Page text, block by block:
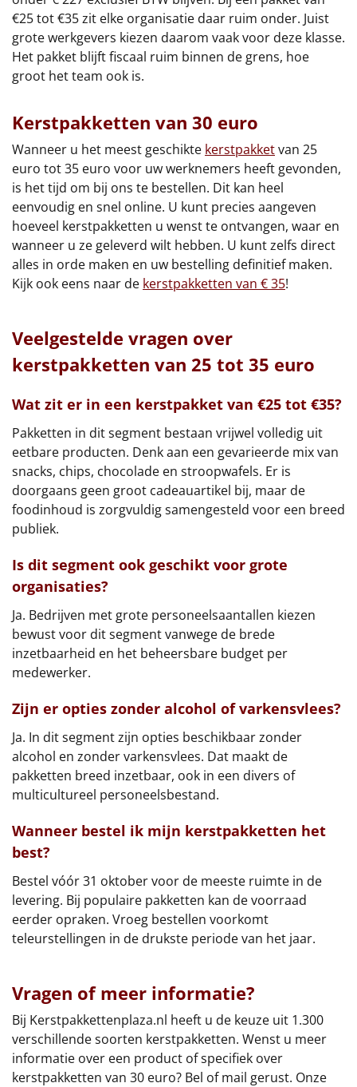
€25 tot €35 zit elke organisatie daar ruim onder. Juist
grote werkgevers kiezen daarom vaak voor deze klasse.
Het pakket blijft fiscaal ruim binnen de grens, hoe
groot het team ook is.
Kerstpakketten van 30 euro
Wanneer u het meest geschikte kerstpakketvan 25
euro tot 35 euro voor uw werknemers heeft gevonden,
is het tijd om bij ons te bestellen. Dit kan heel
eenvoudig en snel online. U kunt precies aangeven
hoeveel kerstpakketten u wenst te ontvangen, waar en
wanneer u ze geleverd wilt hebben. U kunt zelfs direct
alles in orde maken en uw bestelling definitief maken.
Kijk ook eens naar de kerstpakketten van € 35!
Veelgestelde vragen over
kerstpakketten van 25 tot 35 euro
Wat zit er in een kerstpakket van €25 tot €35?
Pakketten in dit segment bestaan vrijwel volledig uit
eetbare producten. Denk aan een gevarieerde mix van
snacks, chips, chocolade en stroopwafels. Er is
doorgaans geen groot cadeauartikel bij, maar de
foodinhoud is zorgvuldig samengesteld voor een breed
publiek.
Is dit segment ook geschikt voor grote
organisaties?
Ja. Bedrijven met grote personeelsaantallen kiezen
bewust voor dit segment vanwege de brede
inzetbaarheid en het beheersbare budget per
medewerker.
Zijn er opties zonder alcohol of varkensvlees?
Ja. In dit segment zijn opties beschikbaar zonder
alcohol en zonder varkensvlees. Dat maakt de
pakketten breed inzetbaar, ook in een divers of
multicultureel personeelsbestand.
Wanneer bestel ik mijn kerstpakketten het
best?
Bestel vóór 31 oktober voor de meeste ruimte in de
levering. Bij populaire pakketten kan de voorraad
eerder opraken. Vroeg bestellen voorkomt
teleurstellingen in de drukste periode van het jaar.
Vragen of meer informatie?
Bij Kerstpakkettenplaza.nl heeft u de keuze uit 1.300
verschillende soorten kerstpakketten. Wenst u meer
informatie over een product of specifiek over
kerstpakketten van 30 euro? Bel of mail gerust. Onze